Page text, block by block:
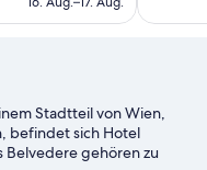
Stadtteil von Wien,
befindet sich Hotel
Belvedere gehören zu